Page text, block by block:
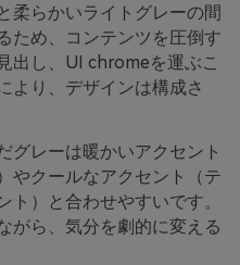
柔らかいライトグレーの間
ため、コンテンツを圧倒す
出し、UI chromeを運ぶこ
より、デザインは構成さ
グレーは暖かいアクセント
やクールなアクセント（テ
ト）と合わせやすいです。
がら、気分を劇的に変える